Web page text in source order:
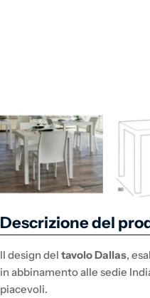
Descrizione del
Il design del tavolo Dallas,
in abbinamento alle sedie
piacevoli.